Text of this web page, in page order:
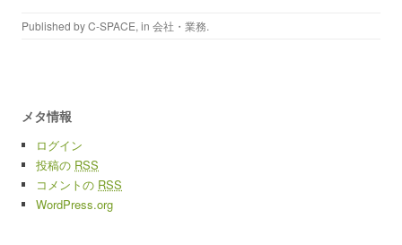
Published byC-SPACE, in 会社・業務.
メタ情報
ログイン
投稿の RSS
コメントの RSS
WordPress.org